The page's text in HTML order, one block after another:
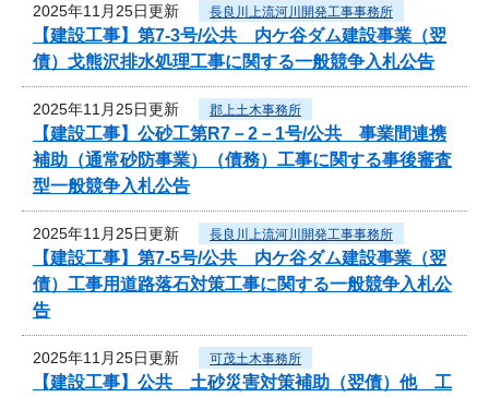
2025年11月25日更新 長良川上流河川開発工事事務所
【建設工事】第7-3号/公共 内ケ谷ダム建設事業（翌
債）戈熊沢排水処理工事に関する一般競争入札公告
2025年11月25日更新 郡上土木事務所
【建設工事】公砂工第R7－2－1号/公共 事業間連携
補助（通常砂防事業）（債務）工事に関する事後審査
型一般競争入札公告
2025年11月25日更新 長良川上流河川開発工事事務所
【建設工事】第7-5号/公共 内ケ谷ダム建設事業（翌
債）工事用道路落石対策工事に関する一般競争入札公
告
2025年11月25日更新 可茂土木事務所
【建設工事】公共 土砂災害対策補助（翌債）他 工